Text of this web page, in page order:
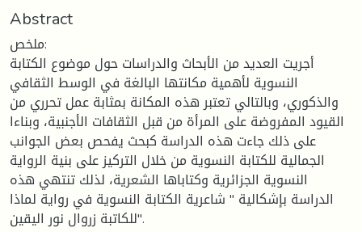
Abstract
ملخص:
أجريت العديد من الأبحاث والدراسات حول موضوع الكتابة
النسوية لأهمية مكانتها البالغة في الوسط الثقافي
والذكوري، وبالتالي تعتبر هذه المكانة بمثابة عمل تحرري من
القيود المفروضة على المرأة من قبل الثقافات الأجنبية، وبناءا
على ذلك جاءت هذه الدراسة كبحث يفحص بعض الجوانب
الجمالية للكتابة النسوية من خلال التركيز على بنية الرواية
النسوية الجزائرية وكتاباها الشعرية، لذلك تنتهي هذه
الدراسة بإشكالية " شاعرية الكتابة النسوية في رواية لماذا
للكاتبة زروال نور اليقين".